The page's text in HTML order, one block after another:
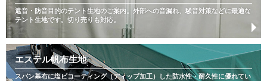
遮音・防音目的のテント生地のご案内。外部への音漏れ、騒音対策などに最適な
テント生地です。切り売りも対応。
エステル帆布生地
スパン基布に塩ビコーティング（ディップ加工）した防水性・耐久性に優れてい